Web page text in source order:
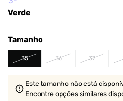
Verde
Tamanho
35 36 37
Este tamanho não está
Encontre opções similares